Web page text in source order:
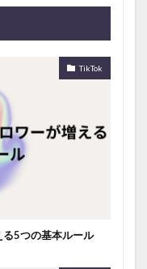
TikTok
5つの基本ルール